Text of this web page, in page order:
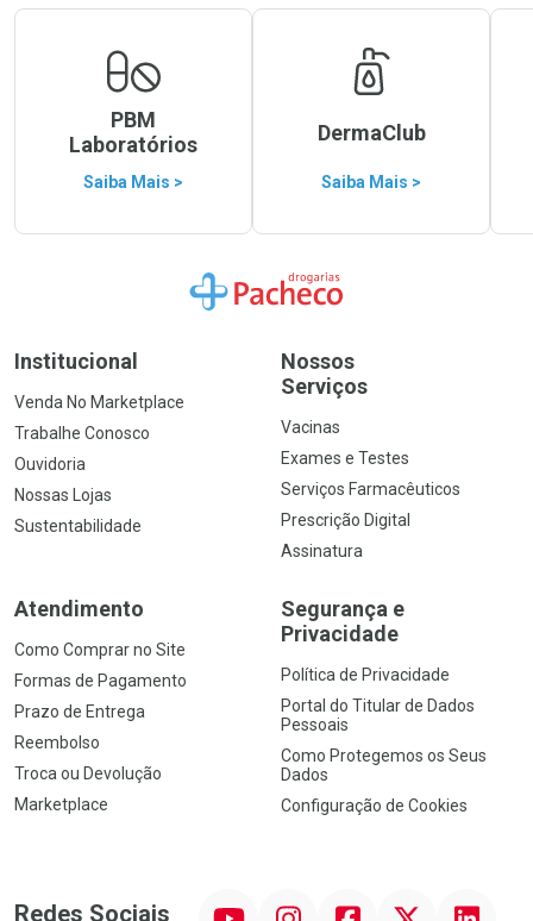
PBM
Laboratórios
Saiba Mais >
DermaClub
Saiba Mais >
Ir para a Home
Institucional
Venda No Marketplace
Trabalhe Conosco
Ouvidoria
Nossas Lojas
Sustentabilidade
Nossos
Serviços
Vacinas
Exames e Testes
Serviços Farmacêuticos
Prescrição Digital
Assinatura
Atendimento
Como Comprar no Site
Formas de Pagamento
Prazo de Entrega
Reembolso
Troca ou Devolução
Marketplace
Segurança e
Privacidade
Política de Privacidade
Portal do Titular de Dados
Pessoais
Como Protegemos os Seus
Dados
Configuração de Cookies
Redes Sociais InstagramFacebook Linkedin